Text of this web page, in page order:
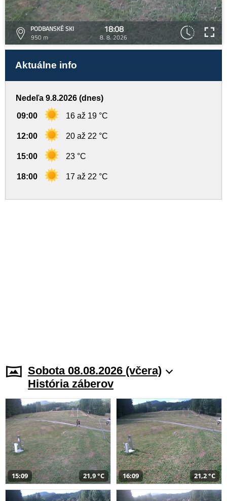
PODBANSKÉ SKI
950 m
18:08
8. 8. 2026
Aktuálne info
Nedeľa 9.8.2026 (dnes)
09:00 16 až 19 °C
12:00 20 až 22 °C
15:00 23 °C
18:00 17 až 22 °C
Sobota 08.08.2026 (včera)
História záberov
15:09 21,9 °C 16:09 21,2 °C